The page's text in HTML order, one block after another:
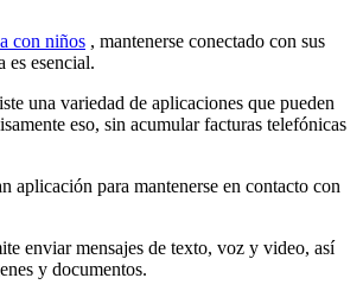
con niños , mantenerse conectado con sus
es esencial.
una variedad de aplicaciones que pueden
eso, sin acumular facturas telefónicas
aplicación para mantenerse en contacto con
enviar mensajes de texto, voz y video, así
y documentos.